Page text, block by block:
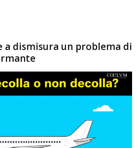
a dismisura un problema di